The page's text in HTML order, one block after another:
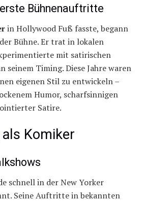
Bühnenauftritte
in Hollywood Fuß fasste, begann
Bühne. Er trat in lokalen
mit satirischen
seinem Timing. Diese Jahre waren
eigenen Stil zu entwickeln –
Humor, scharfsinnigen
Satire.
Komiker
schnell in der New Yorker
Seine Auftritte in bekannten